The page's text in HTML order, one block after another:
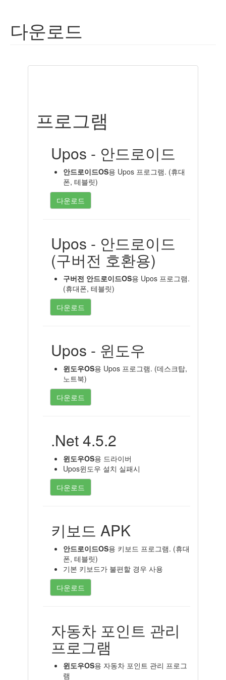
다운로드
프로그램
Upos - 안드로이드
안드로이드OS용 Upos 프로그램. (휴대
폰, 테블릿)
다운로드
Upos - 안드로이드
(구버전 호환용)
구버전 안드로이드OS용 Upos 프로그램.
(휴대폰, 테블릿)
다운로드
Upos - 윈도우
윈도우OS용 Upos 프로그램. (데스크탑,
노트북)
다운로드
.Net 4.5.2
윈도우OS용 드라이버
Upos윈도우 설치 실패시
다운로드
키보드 APK
안드로이드OS용 키보드 프로그램. (휴대
폰, 테블릿)
기본 키보드가 불편할 경우 사용
다운로드
자동차 포인트 관리
프로그램
윈도우OS용 자동차 포인트 관리 프로그
램